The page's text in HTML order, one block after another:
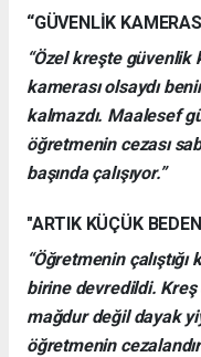
“GÜVENLİK
“Özel kreşte
kamerası olsaydı
kalmazdı. Maalesef
öğretmenin cezası
başında çalışıyor.”
"ARTIK KÜÇÜK
“Öğretmenin
birine devredildi.
mağdur değil dayak
öğretmenin